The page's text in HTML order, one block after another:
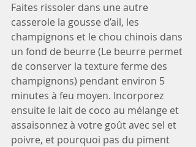
Faites rissoler dans une autre
casserole la gousse d’ail, les
champignons et le chou chinois dans
un fond de beurre (Le beurre permet
de conserver la texture ferme des
champignons) pendant environ 5
minutes à feu moyen. Incorporez
ensuite le lait de coco au mélange et
assaisonnez à votre goût avec sel et
poivre, et pourquoi pas du piment